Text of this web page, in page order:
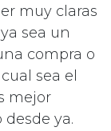
muy claras
sea un
compra o
sea el
mejor
ya.